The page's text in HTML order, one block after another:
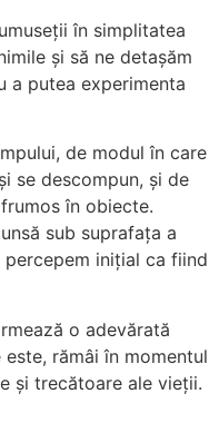
în simplitatea
și să ne detașăm
a putea experimenta
de modul în care
se descompun, și de
în obiecte.
sub suprafața a
inițial ca fiind
o adevărată
rămâi în momentul
și trecătoare ale vieții.